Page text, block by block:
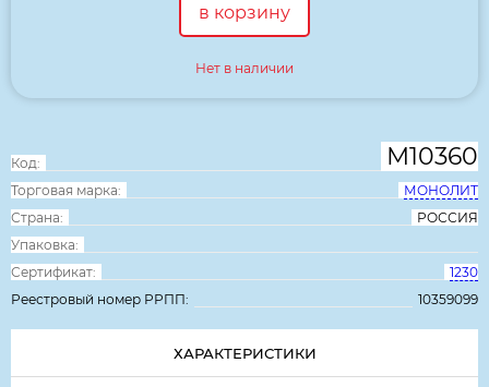
Код: М10360
Торговая марка:
МОНОЛИТ
Страна:
РОССИЯ
Упаковка:
Сертификат:
1230
Реестровый номер РРПП:
10359099
в корзину
Нет в наличии
ХАРАКТЕРИСТИКИ